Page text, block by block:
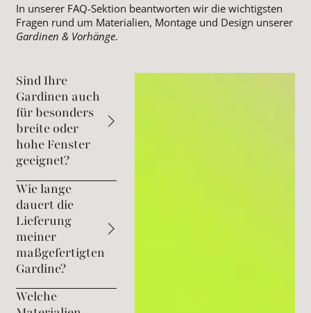
In unserer FAQ-Sektion beantworten wir die wichtigsten
Fragen rund um Materialien, Montage und Design unserer
Gardinen & Vorhänge.
Sind Ihre
Gardinen auch
für besonders
breite oder
hohe Fenster
geeignet?
Wie lange
dauert die
Lieferung
meiner
maßgefertigten
Gardine?
Welche